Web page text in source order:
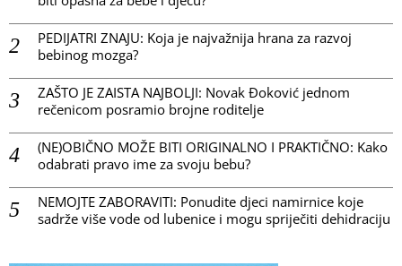
PEDIJATRI ZNAJU: Koja je najvažnija hrana za razvoj
bebinog mozga?
ZAŠTO JE ZAISTA NAJBOLJI: Novak Đoković jednom
rečenicom posramio brojne roditelje
(NE)OBIČNO MOŽE BITI ORIGINALNO I PRAKTIČNO: Kako
odabrati pravo ime za svoju bebu?
NEMOJTE ZABORAVITI: Ponudite djeci namirnice koje
sadrže više vode od lubenice i mogu spriječiti dehidraciju